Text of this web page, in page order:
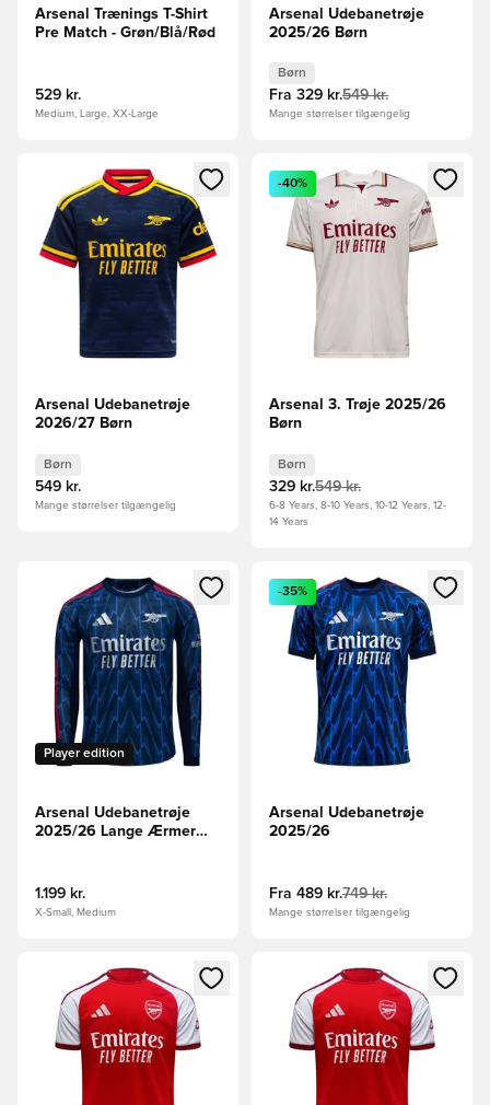
Arsenal Trænings T-Shirt
Pre Match - Grøn/Blå/Rød
529 kr.
Medium, Large, XX-Large
Arsenal Udebanetrøje
2025/26 Børn
Børn
Fra 329 kr.549 kr.
Mange størrelser tilgængelig
Åbner en Modal til at logge ind eller tilmelde dig som
Arsenal Udebanetrøje
2026/27 Børn
Børn
549 kr.
Mange størrelser tilgængelig
Åbner en Modal til at logge
-40%
Arsenal 3. Trøje 2025/26
Børn
Børn
329 kr.549 kr.
6-8 Years, 8-10 Years, 10-12 Years, 12-
14 Years
Åbner en Modal til at logge ind eller tilmelde dig som
Player edition
Arsenal Udebanetrøje
2025/26 Lange Ærmer
1.199 kr.
X-Small, Medium
Åbner en Modal til at logge
-35%
Arsenal Udebanetrøje
2025/26
Fra 489 kr.749 kr.
Mange størrelser tilgængelig
Åbner en Modal til at logge ind eller tilmelde dig som
Åbner en Modal til at logge